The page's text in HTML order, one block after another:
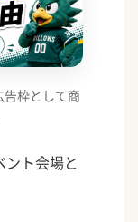
枠として商
ト会場と